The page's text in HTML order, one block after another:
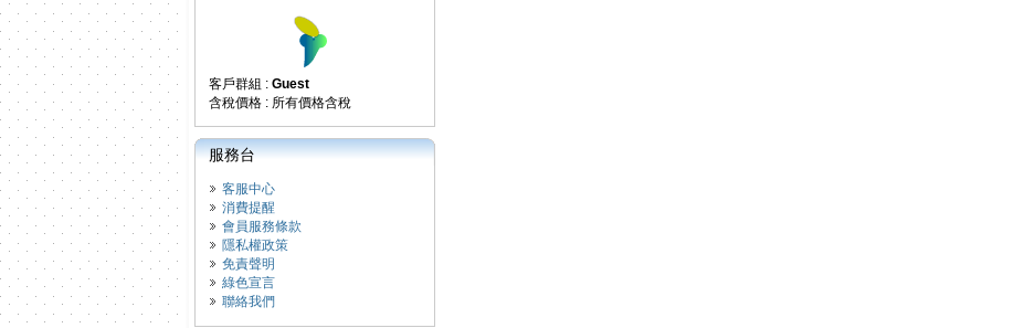
客戶群組 : Guest
含稅價格 : 所有價格含稅
服務台
客服中心
消費提醒
會員服務條款
隱私權政策
免責聲明
綠色宣言
聯絡我們